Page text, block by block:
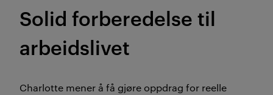
Solid forberedelse til
arbeidslivet
Charlotte mener å få gjøre oppdrag for reelle